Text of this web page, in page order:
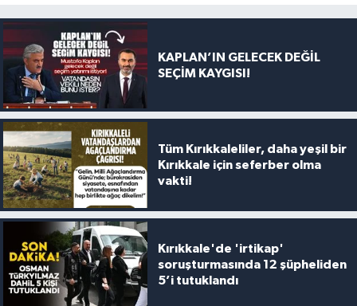
KAPLAN’IN GELECEK DEĞİL
SEÇİM KAYGISI!
Tüm Kırıkkaleliler, daha yeşil bir
Kırıkkale için seferber olma
vakti!
Kırıkkale'de 'irtikap'
soruşturmasında 12 şüpheliden
5’i tutuklandı